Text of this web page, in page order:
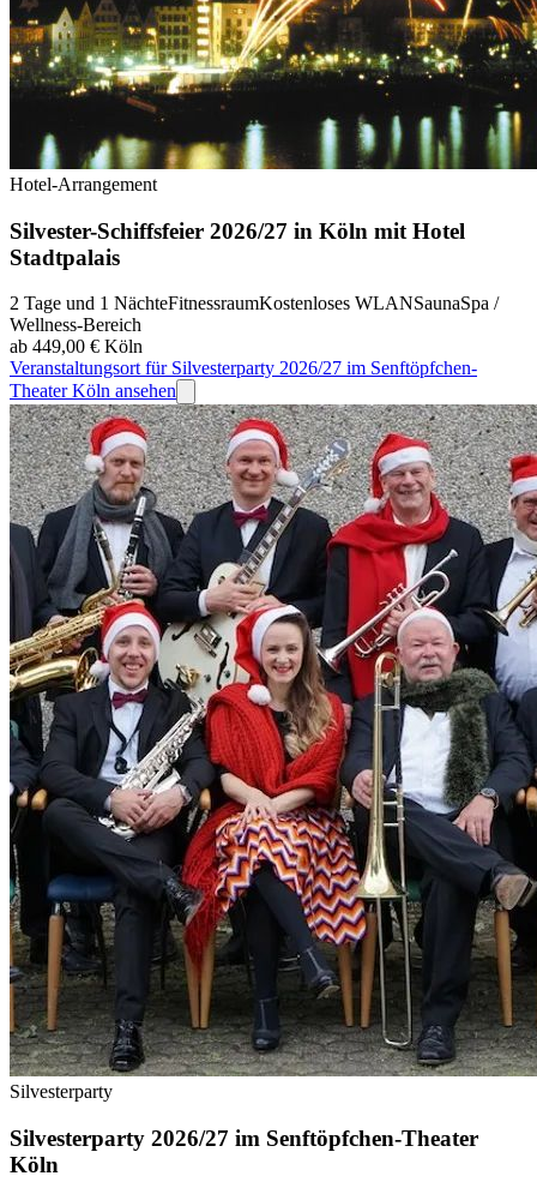
Hotel-Arrangement
Silvester-Schiffsfeier 2026/27 in Köln mit Hotel
Stadtpalais
2 Tage und 1 NächteFitnessraumKostenloses WLANSaunaSpa /
Wellness-Bereich
ab 449,00 € Köln
Veranstaltungsort für Silvesterparty 2026/27 im Senftöpfchen-
Theater Köln ansehen
Silvesterparty
Silvesterparty 2026/27 im Senftöpfchen-Theater
Köln